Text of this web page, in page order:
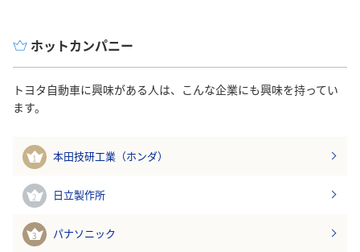
ホットカンパニー
トヨタ自動車に興味がある人は、こんな企業にも興味を持ってい
ます。
1 本田技研工業（ホンダ）
2 日立製作所
3 パナソニック